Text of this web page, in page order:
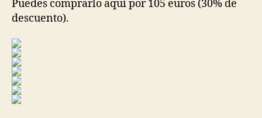
Puedes comprarlo aquí por 105 euros (30% de
descuento).